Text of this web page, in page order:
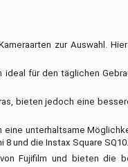
zur Auswahl.
für den täglichen
bieten jedoch eine
unterhaltsame
und die Instax Square SQ10.
Fujifilm und bieten die